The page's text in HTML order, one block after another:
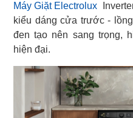
Máy Giặt Electrolux
kiểu dáng cửa trước -
đen tạo nên sang trọng,
hiện đại.